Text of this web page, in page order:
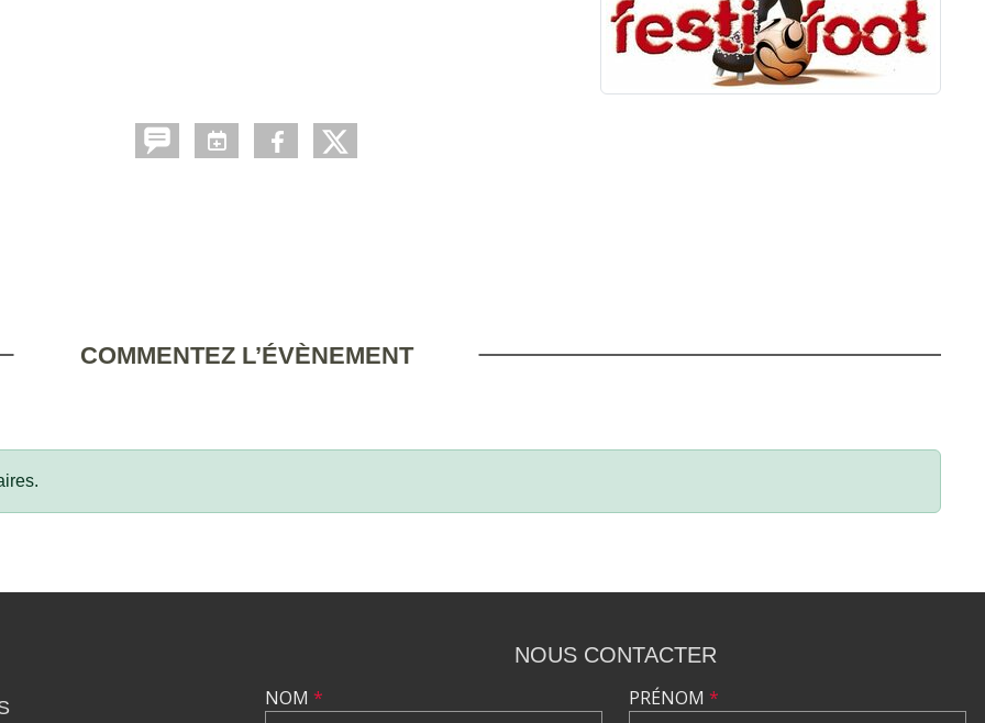
COMMENTEZ L’ÉVÈNEMENT
NOUS CONTACTER
NOM * PRÉNOM *